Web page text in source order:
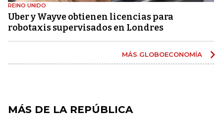
REINO UNIDO
Uber y Wayve obtienen licencias para
robotaxis supervisados ​​en Londres
MÁS GLOBOECONOMÍA
MÁS DE LA REPÚBLICA